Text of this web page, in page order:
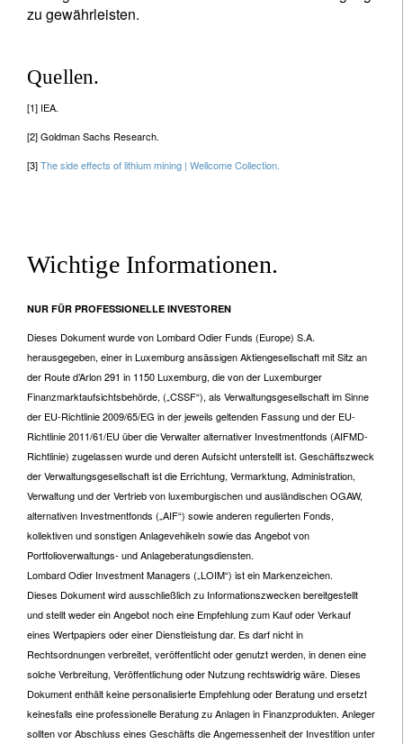
zu gewährleisten.
Quellen.
[1] IEA.
[2] Goldman Sachs Research.
[3]The side effects of lithium mining | Wellcome Collection.
Wichtige Informationen.
NUR FÜR PROFESSIONELLE INVESTOREN
Dieses Dokument wurde von Lombard Odier Funds (Europe) S.A.
herausgegeben, einer in Luxemburg ansässigen Aktiengesellschaft mit Sitz an
der Route d’Arlon 291 in 1150 Luxemburg, die von der Luxemburger
Finanzmarktaufsichtsbehörde, („CSSF“), als Verwaltungsgesellschaft im Sinne
der EU-Richtlinie 2009/65/EG in der jeweils geltenden Fassung und der EU-
Richtlinie 2011/61/EU über die Verwalter alternativer Investmentfonds (AIFMD-
Richtlinie) zugelassen wurde und deren Aufsicht unterstellt ist. Geschäftszweck
der Verwaltungsgesellschaft ist die Errichtung, Vermarktung, Administration,
Verwaltung und der Vertrieb von luxemburgischen und ausländischen OGAW,
alternativen Investmentfonds („AIF“) sowie anderen regulierten Fonds,
kollektiven und sonstigen Anlagevehikeln sowie das Angebot von
Portfolioverwaltungs- und Anlageberatungsdiensten.
Lombard Odier Investment Managers („LOIM“) ist ein Markenzeichen.
Dieses Dokument wird ausschließlich zu Informationszwecken bereitgestellt
und stellt weder ein Angebot noch eine Empfehlung zum Kauf oder Verkauf
eines Wertpapiers oder einer Dienstleistung dar. Es darf nicht in
Rechtsordnungen verbreitet, veröffentlicht oder genutzt werden, in denen eine
solche Verbreitung, Veröffentlichung oder Nutzung rechtswidrig wäre. Dieses
Dokument enthält keine personalisierte Empfehlung oder Beratung und ersetzt
keinesfalls eine professionelle Beratung zu Anlagen in Finanzprodukten. Anleger
sollten vor Abschluss eines Geschäfts die Angemessenheit der Investition unter